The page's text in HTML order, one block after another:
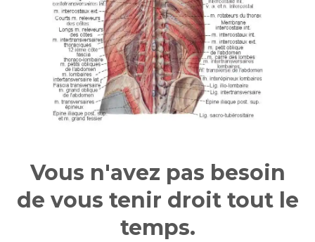
Vous n'avez pas besoin
de vous tenir droit tout le
temps.